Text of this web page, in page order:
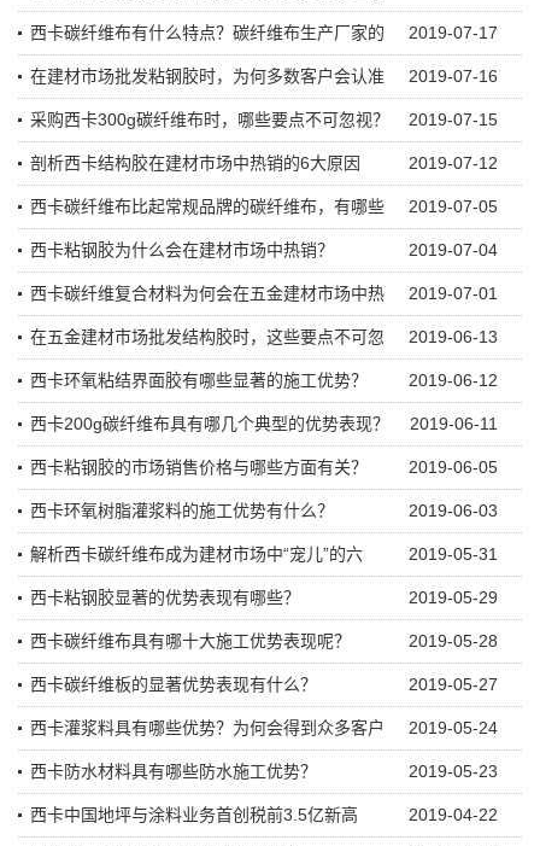
2019-07-17
西卡碳纤维布有什么特点？碳纤维布生产厂家的
2019-07-16
在建材市场批发粘钢胶时，为何多数客户会认准
2019-07-15
采购西卡300g碳纤维布时，哪些要点不可忽视？
2019-07-12
剖析西卡结构胶在建材市场中热销的6大原因
2019-07-05
西卡碳纤维布比起常规品牌的碳纤维布，有哪些
2019-07-04
西卡粘钢胶为什么会在建材市场中热销？
2019-07-01
西卡碳纤维复合材料为何会在五金建材市场中热
2019-06-13
在五金建材市场批发结构胶时，这些要点不可忽
2019-06-12
西卡环氧粘结界面胶有哪些显著的施工优势？
2019-06-11
西卡200g碳纤维布具有哪几个典型的优势表现？
2019-06-05
西卡粘钢胶的市场销售价格与哪些方面有关？
2019-06-03
西卡环氧树脂灌浆料的施工优势有什么？
2019-05-31
解析西卡碳纤维布成为建材市场中“宠儿”的六
2019-05-29
西卡粘钢胶显著的优势表现有哪些？
2019-05-28
西卡碳纤维布具有哪十大施工优势表现呢？
2019-05-27
西卡碳纤维板的显著优势表现有什么？
2019-05-24
西卡灌浆料具有哪些优势？为何会得到众多客户
2019-05-23
西卡防水材料具有哪些防水施工优势？
2019-04-22
西卡中国地坪与涂料业务首创税前3.5亿新高